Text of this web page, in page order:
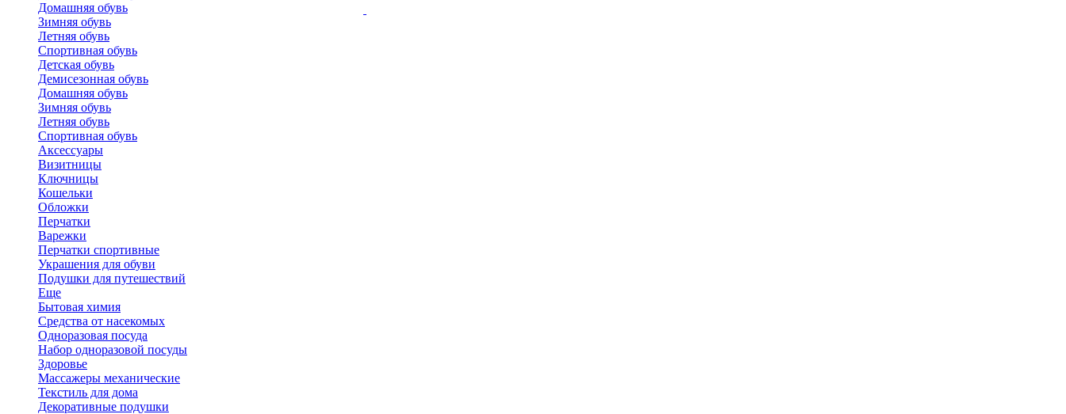
Домашняя обувь
Зимняя обувь
Летняя обувь
Спортивная обувь
Детская обувь
Демисезонная обувь
Домашняя обувь
Зимняя обувь
Летняя обувь
Спортивная обувь
Аксессуары
Визитницы
Ключницы
Кошельки
Обложки
Перчатки
Варежки
Перчатки спортивные
Украшения для обуви
Подушки для путешествий
Еще
Бытовая химия
Средства от насекомых
Одноразовая посуда
Набор одноразовой посуды
Здоровье
Массажеры механические
Текстиль для дома
Декоративные подушки